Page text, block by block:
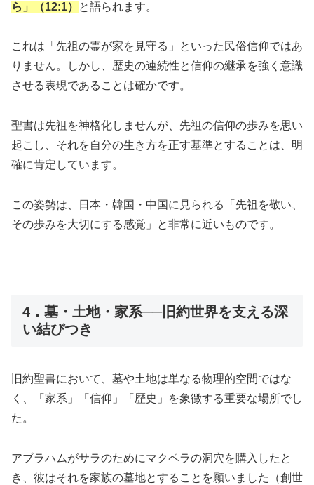
ら」（12:1）
と語られます。
これは「先祖の霊が家を見守る」といった民俗信仰ではあ
りません。しかし、歴史の連続性と信仰の継承を強く意識
させる表現であることは確かです。
聖書は先祖を神格化しませんが、先祖の信仰の歩みを思い
起こし、それを自分の生き方を正す基準とすることは、明
確に肯定しています。
この姿勢は、日本・韓国・中国に見られる「先祖を敬い、
その歩みを大切にする感覚」と非常に近いものです。
4．墓・土地・家系──旧約世界を支える深
い結びつき
旧約聖書において、墓や土地は単なる物理的空間ではな
く、「家系」「信仰」「歴史」を象徴する重要な場所でし
た。
アブラハムがサラのためにマクペラの洞穴を購入したと
き、彼はそれを家族の墓地とすることを願いました（創世